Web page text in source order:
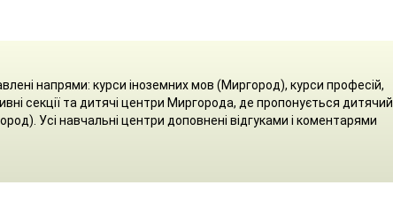
напрями: курси іноземних мов (Миргород), курси професій,
секції та дитячі центри Миргорода, де пропонується дитячий
Усі навчальні центри доповнені відгуками і коментарями